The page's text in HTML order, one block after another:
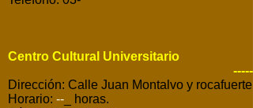
Centro Cultural Universitario
-----
Dirección: Calle Juan Montalvo y rocafuerte
Horario: -- _ horas.